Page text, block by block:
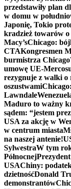
przedstawiły plan
w domu w
Japonię, Tokio
kradzież towarów o
Macy’sChicago:
CTAKongresmen
burmistrza Chicago
umowę UE-
rezygnuje z walki o
oszustwami
Lawndale
Maduro to ważny
sądem: “jestem
USA za akcję w
w centrum miasta
na naszej antenie!
SylwestraW tym
Północnej
USAChiny:
dzietnośćDonald
demonstrantów